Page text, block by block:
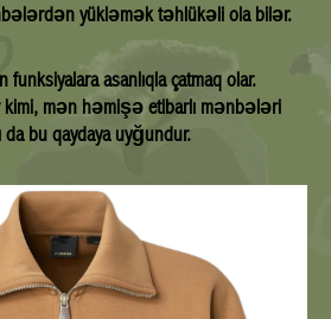
yükləmək təhlükəli ola bilər.
asanlıqla çatmaq olar.
kimi, mən həmişə etibarlı mənbələri
bu qaydaya uyğundur.